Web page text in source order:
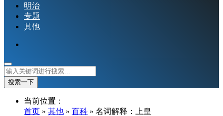
明治
专题
其他
搜索一下
当前位置：
首页 » 其他 » 百科 » 名词解释：上皇